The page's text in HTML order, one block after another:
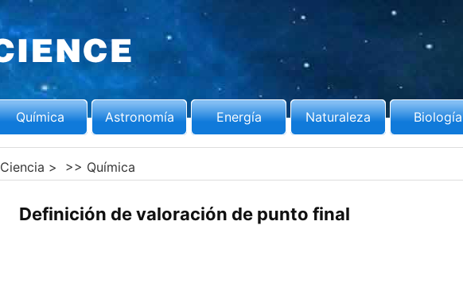
Química Astronomía Energía Naturaleza Biología
Ciencia > >> Química
Definición de valoración de punto final